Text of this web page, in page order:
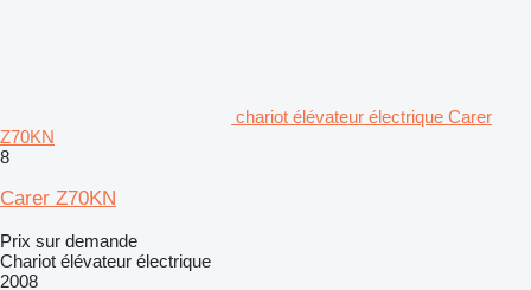
chariot élévateur électrique Carer
Z70KN
8
Carer Z70KN
Prix sur demande
Chariot élévateur électrique
2008